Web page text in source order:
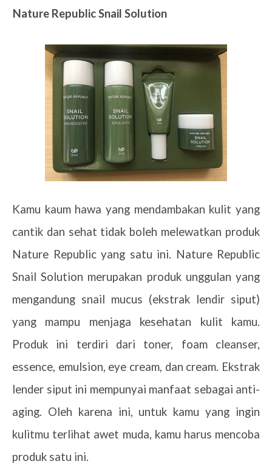
Nature Republic Snail Solution
Kamu kaum hawa yang mendambakan kulit yang
cantik dan sehat tidak boleh melewatkan produk
Nature Republic yang satu ini. Nature Republic
Snail Solution merupakan produk unggulan yang
mengandung snail mucus (ekstrak lendir siput)
yang mampu menjaga kesehatan kulit kamu.
Produk ini terdiri dari toner, foam cleanser,
essence, emulsion, eye cream, dan cream. Ekstrak
lender siput ini mempunyai manfaat sebagai anti-
aging. Oleh karena ini, untuk kamu yang ingin
kulitmu terlihat awet muda, kamu harus mencoba
produk satu ini.